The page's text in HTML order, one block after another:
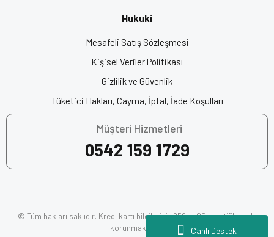
Canlı Destek
Hukuki
Mesafeli Satış Sözleşmesi
Kişisel Veriler Politikası
Gizlilik ve Güvenlik
Tüketici Hakları, Cayma, İptal, İade Koşulları
Müşteri Hizmetleri
0542 159 1729
© Tüm hakları saklıdır. Kredi kartı bilgileriniz 256bit SSL sertifikası ile
korunmaktadır.